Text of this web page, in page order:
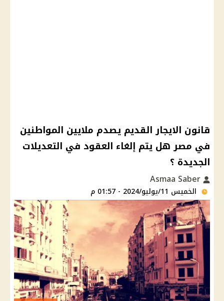
قانون الايجار القديم يصدم ملايين المواطنين
في مصر هل يتم إلغاء العقود في التعديلات
الجديدة ؟
الخميس 11/يوليو/2024 - 01:57 م